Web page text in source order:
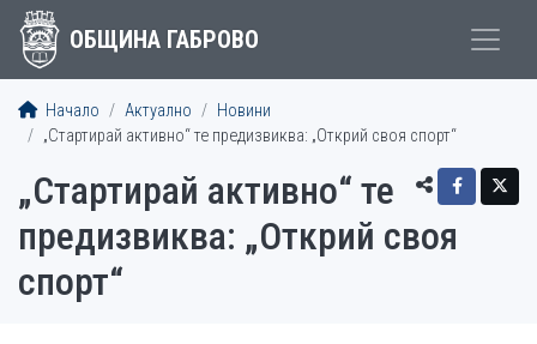
ОБЩИНА ГАБРОВО
Начало Актуално
Новини
„Стартирай активно“ те предизвиква: „Открий своя спорт“
„Стартирай активно“ те
предизвиква: „Открий своя
спорт“